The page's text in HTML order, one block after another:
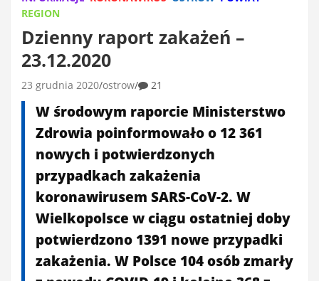
REGION
Dzienny raport zakażeń –
23.12.2020
23 grudnia 2020 ostrow 21
W środowym raporcie Ministerstwo
Zdrowia poinformowało o 12 361
nowych i potwierdzonych
przypadkach zakażenia
koronawirusem SARS-CoV-2. W
Wielkopolsce w ciągu ostatniej doby
potwierdzono 1391 nowe przypadki
zakażenia. W Polsce 104 osób zmarły